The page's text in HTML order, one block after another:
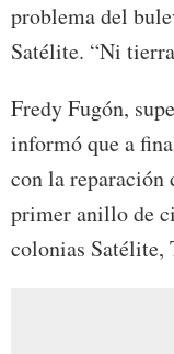
problema del
Satélite. “Ni
Fredy Fugón,
informó que a
con la reparación
primer anillo de
colonias Satélite,